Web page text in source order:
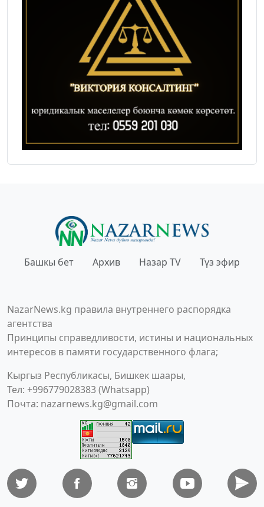
Башкы бет Архив Назар TV Түз эфир
NazarNews.kg правила внутреннего распорядка
агентства
Принципы справедливости, истины и национальных
интересов в памяти государственного флага;
Кыргыз Республикасы, Бишкек шаары,
Тел: +996779028383 (Whatsapp)
Почта: nazarnews.kg@gmail.com